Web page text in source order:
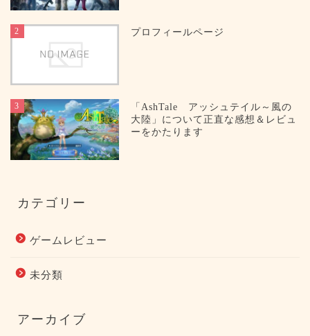
2 プロフィールページ
3
「AshTale アッシュテイル～風の
大陸」について正直な感想＆レビュ
ーをかたります
カテゴリー
ゲームレビュー
未分類
アーカイブ